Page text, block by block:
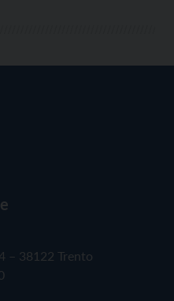
– 38122 Trento